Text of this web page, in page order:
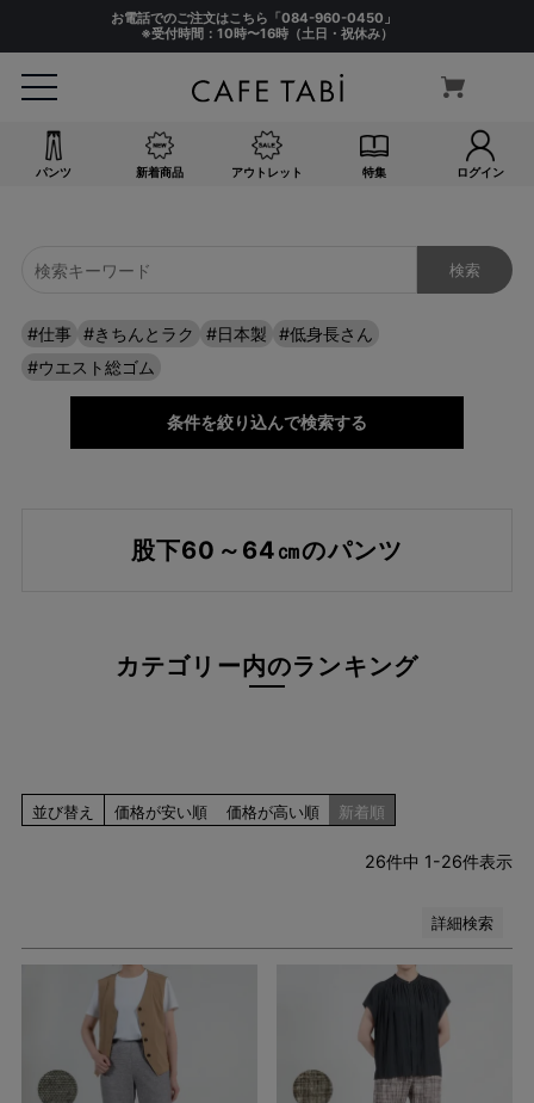
お電話でのご注文はこちら「084-960-0450 」
※受付時間：10時〜16時（土日・祝休み）
パンツ 新着商品 アウトレット 特集 ログイン
#仕事 #きちんとラク #日本製
#低身長さん
#ウエスト総ゴム
条件を絞り込んで検索する
股下60～64㎝のパンツ
カテゴリー内のランキング
並び替え 価格が安い順 価格が高い順 新着順
26件中 1-26件表示
詳細検索
指定なし
3L(73)
指定なし
ホワイト系
ベージュ系
グレー系
レッド系
グリーン系
在庫なし商品を表示しない